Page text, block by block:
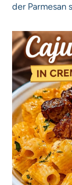
der Parmesan